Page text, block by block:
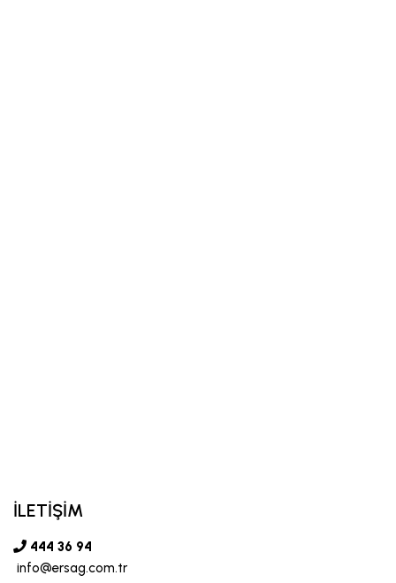
İLETİŞİM
444 36 94
info@ersag.com.tr